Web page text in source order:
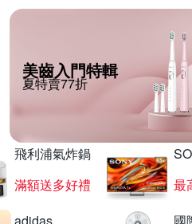
美齒入門特輯
夏特賣77折
飛利浦氣炸鍋
滿額送多好禮
最